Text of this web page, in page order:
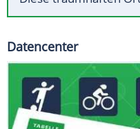
Datencenter